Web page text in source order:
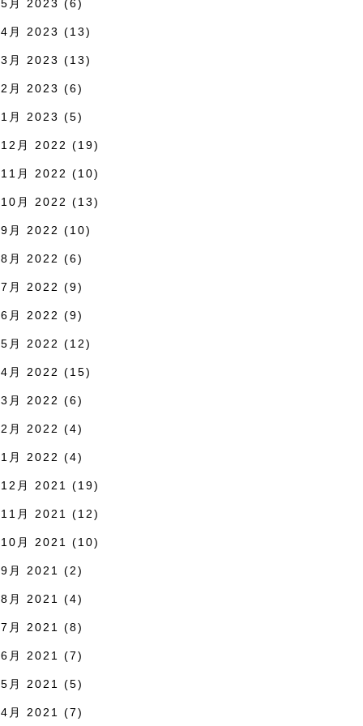
5月 2023 (6)
4月 2023 (13)
3月 2023 (13)
2月 2023 (6)
1月 2023 (5)
12月 2022 (19)
11月 2022 (10)
10月 2022 (13)
9月 2022 (10)
8月 2022 (6)
7月 2022 (9)
6月 2022 (9)
5月 2022 (12)
4月 2022 (15)
3月 2022 (6)
2月 2022 (4)
1月 2022 (4)
12月 2021 (19)
11月 2021 (12)
10月 2021 (10)
9月 2021 (2)
8月 2021 (4)
7月 2021 (8)
6月 2021 (7)
5月 2021 (5)
4月 2021 (7)